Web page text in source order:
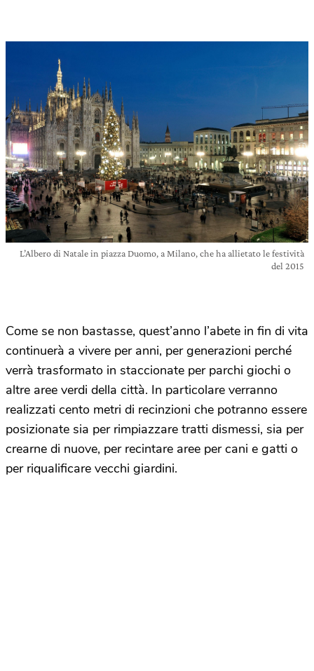
L’Albero di Natale in piazza Duomo, a Milano, che ha allietato le festività
del 2015
Come se non bastasse, quest’anno l’abete in fin di vita
continuerà a vivere per anni, per generazioni perché
verrà trasformato in staccionate per parchi giochi o
altre aree verdi della città. In particolare verranno
realizzati cento metri di recinzioni che potranno essere
posizionate sia per rimpiazzare tratti dismessi, sia per
crearne di nuove, per recintare aree per cani e gatti o
per riqualificare vecchi giardini.